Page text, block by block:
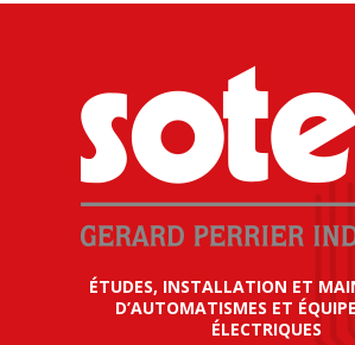
ÉTUDES, INSTALLATION ET
D’AUTOMATISMES ET
ÉLECTRIQUES